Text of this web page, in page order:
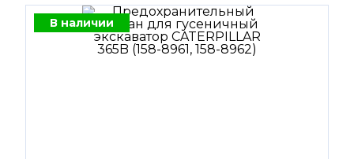
В наличии